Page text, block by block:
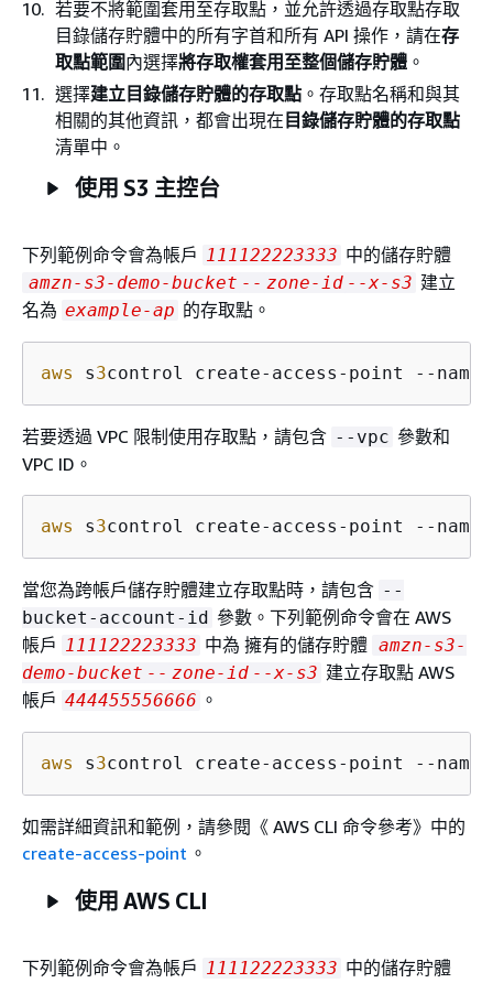
若要不將範圍套用至存取點，並允許透過存取點存取
目錄儲存貯體中的所有字首和所有 API 操作，請在存
取點範圍內選擇將存取權套用至整個儲存貯體 。
選擇建立目錄儲存貯體的存取點 。存取點名稱和與其
相關的其他資訊，都會出現在 目錄儲存貯體的存取點
清單中。
使用 S3 主控台
下列範例命令會為帳戶 111122223333 中的儲存貯體
amzn-s3-demo-bucket -- zone-id --x-s3 建立
名為 example-ap 的存取點。
aws s3control create-access-point --name
若要透過 VPC 限制使用存取點，請包含 --vpc 參數和
VPC ID。
aws s3control create-access-point --name
當您為跨帳戶儲存貯體建立存取點時，請包含 --
bucket-account-id 參數。下列範例命令會在 AWS
帳戶 111122223333 中為 擁有的儲存貯體 amzn-s3-
demo-bucket -- zone-id --x-s3 建立存取點 AWS
帳戶 444455556666 。
aws s3control create-access-point --name
如需詳細資訊和範例，請參閱《 AWS CLI 命令參考》中的
create-access-point 。
使用 AWS CLI
下列範例命令會為帳戶 111122223333 中的儲存貯體